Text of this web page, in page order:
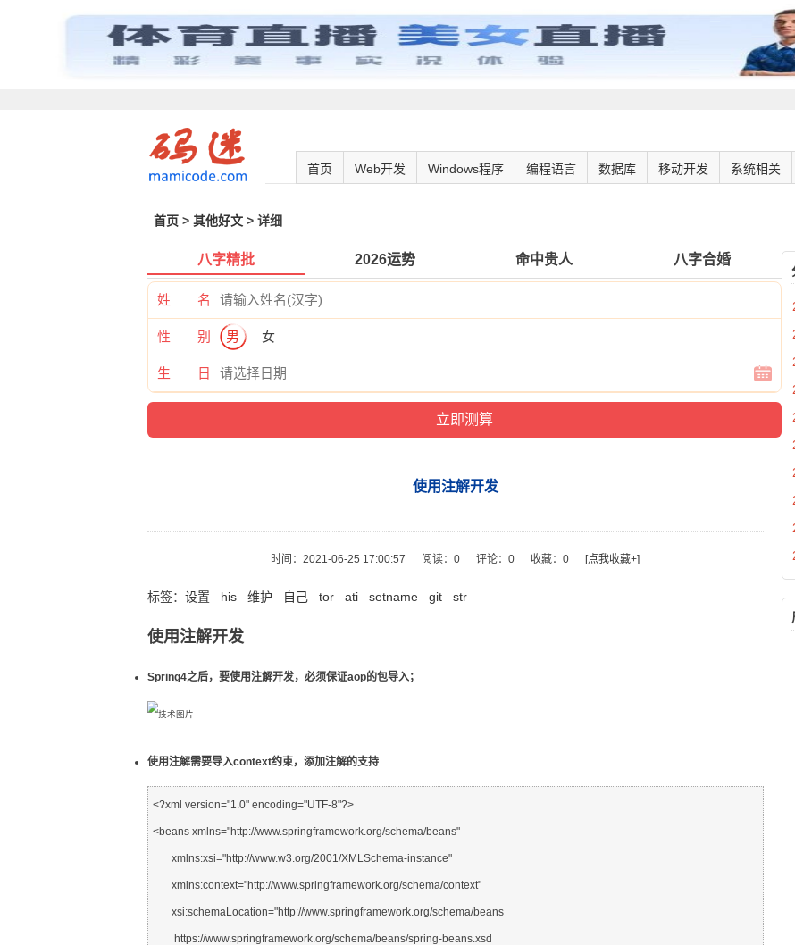
首页 Web开发 Windows程序 编程语言 数据库 移动开发 系统相关
首页 > 其他好文 > 详细
八字精批 2026运势 命中贵人 八字合婚
姓 名
性 别 男 女
生 日
使用注解开发
时间：2021-06-25 17:00:57 阅读：0 评论：0 收藏：0 [点我收藏+]
标签： 设置 his 维护 自己 tor ati setname git str
使用注解开发
Spring4之后，要使用注解开发，必须保证aop的包导入；
使用注解需要导入context约束，添加注解的支持
<?xml version="1.0" encoding="UTF-8"?>
<beans xmlns="http://www.springframework.org/schema/beans"